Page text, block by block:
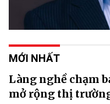
MỚI NHẤT
Làng nghề chạm
mở rộng thị